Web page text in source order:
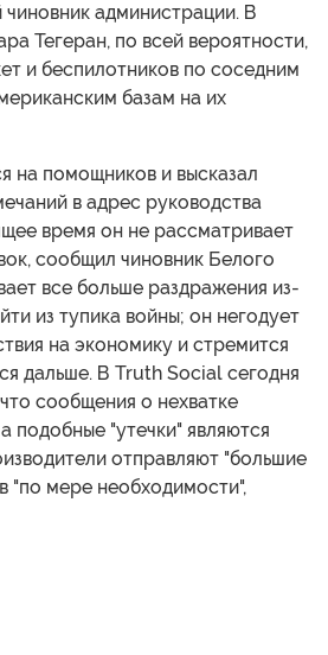
администрации. В
Тегеран, по всей вероятности,
и беспилотников по соседним
базам на их
на помощников и высказал
в адрес руководства
время он не рассматривает
сообщил чиновник Белого
все больше раздражения из-
из тупика войны; он негодует
на экономику и стремится
дальше. В Truth Social сегодня
сообщения о нехватке
подобные "утечки" являются
отправляют "большие
"по мере необходимости",